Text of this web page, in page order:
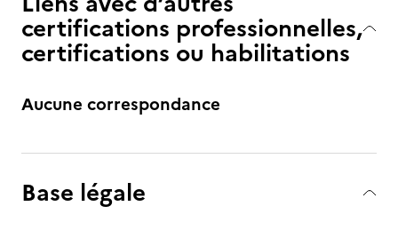
certifications professionnelles,
certifications ou habilitations
Aucune correspondance
Base légale